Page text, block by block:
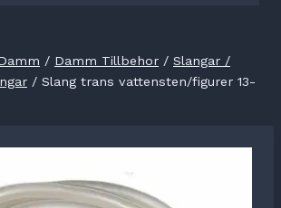
/ Damm Tillbehor / Slangar /
/ Slang trans vattensten/figurer 13-